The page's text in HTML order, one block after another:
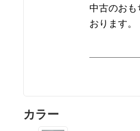
中古のおも
おります。
デザイン
カラー